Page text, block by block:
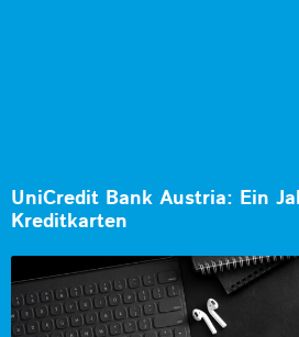
UniCredit Bank Austria: Ein
Kreditkarten